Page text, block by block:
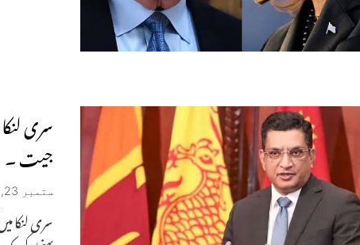
سری
جیت ۔
ستمبر 23, 2024
سری لنکا